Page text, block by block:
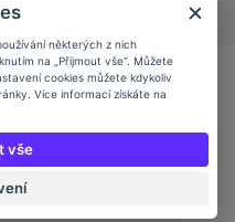
některých z nich
na „Přijmout vše“. Můžete
cookies můžete kdykoliv
Více informací získáte na
vše